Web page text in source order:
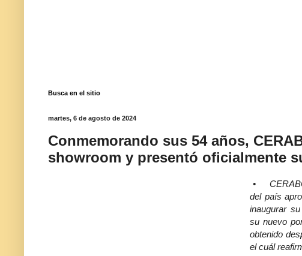
Busca en el sitio
martes, 6 de agosto de 2024
Conmemorando sus 54 años,
showroom y presentó oficialmente
•
del país
inaugurar
su nuevo
obtenido
el cuál